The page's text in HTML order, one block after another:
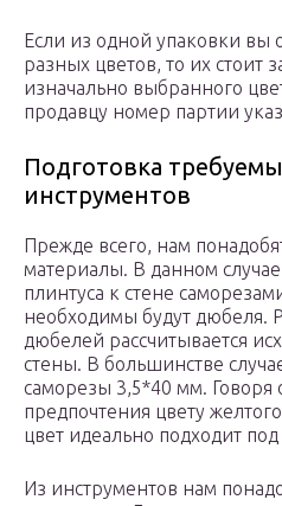
Если из одной упаковки вы
разных цветов, то их стоит
изначально выбранного
продавцу номер партии
Подготовка
инструментов
Прежде всего, нам
материалы. В данном
плинтуса к стене
необходимы будут дюбеля.
дюбелей рассчитывается
стены. В большинстве
саморезы 3,5*40 мм. Говоря
предпочтения цвету
цвет идеально подходит
Из инструментов нам